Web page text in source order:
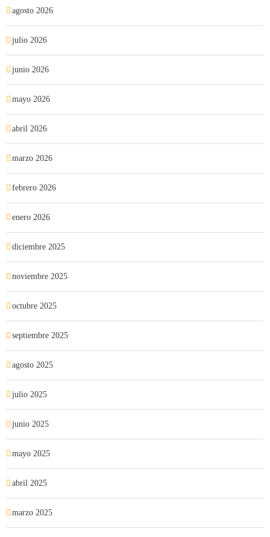
agosto 2026
julio 2026
junio 2026
mayo 2026
abril 2026
marzo 2026
febrero 2026
enero 2026
diciembre 2025
noviembre 2025
octubre 2025
septiembre 2025
agosto 2025
julio 2025
junio 2025
mayo 2025
abril 2025
marzo 2025